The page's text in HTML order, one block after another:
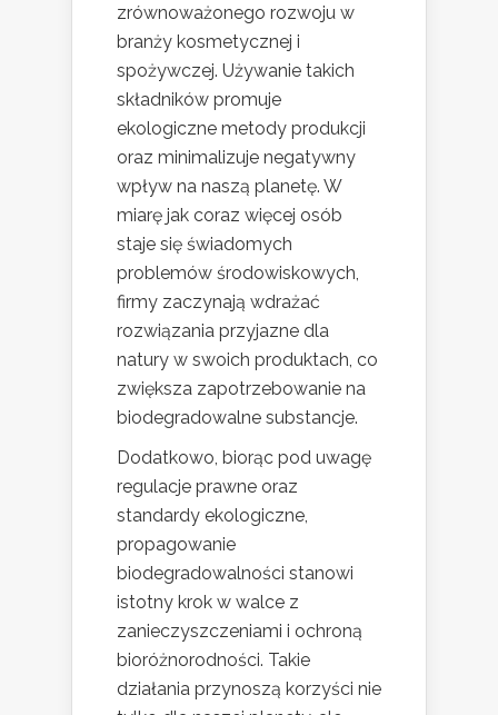
zrównoważonego rozwoju w
branży kosmetycznej i
spożywczej. Używanie takich
składników promuje
ekologiczne metody produkcji
oraz minimalizuje negatywny
wpływ na naszą planetę. W
miarę jak coraz więcej osób
staje się świadomych
problemów środowiskowych,
firmy zaczynają wdrażać
rozwiązania przyjazne dla
natury w swoich produktach, co
zwiększa zapotrzebowanie na
biodegradowalne substancje.
Dodatkowo, biorąc pod uwagę
regulacje prawne oraz
standardy ekologiczne,
propagowanie
biodegradowalności stanowi
istotny krok w walce z
zanieczyszczeniami i ochroną
bioróżnorodności. Takie
działania przynoszą korzyści nie